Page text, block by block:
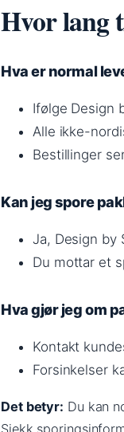
Hvor lang
Hva er normal
Ifølge Design
Alle ikke-
Bestillinger
Kan jeg spore
Ja, Design by
Du mottar et
Hva gjør jeg om
Kontakt
Forsinkelser
Det betyr: Du kan